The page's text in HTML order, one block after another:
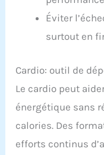
Éviter
surtout en
Cardio: outil de
Le cardio peut
énergétique sans
calories. Des
efforts continus